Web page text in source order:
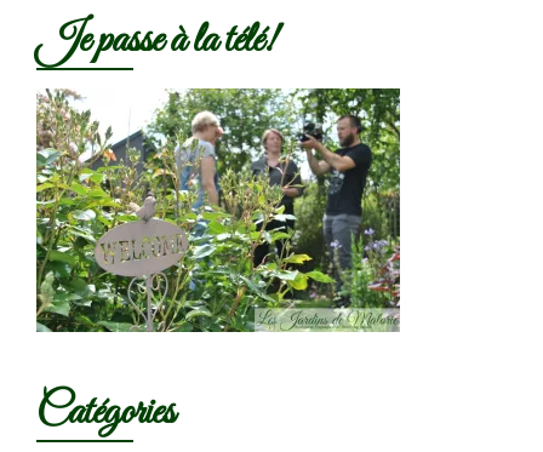
Je passe à la télé!
Catégories